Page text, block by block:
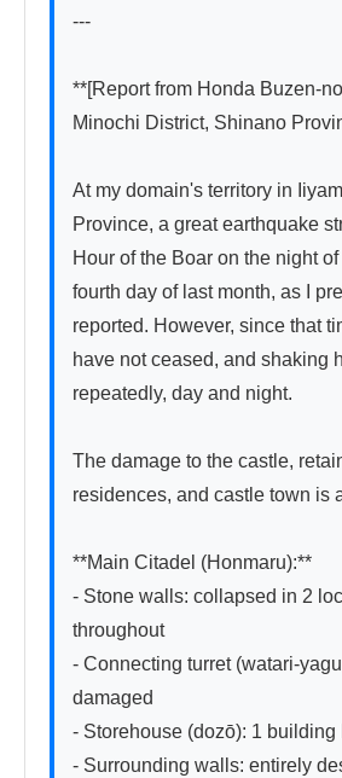
---
**[Report from Honda Buzen-
Minochi District, Shinano
At my domain's territory in
Province, a great earthquake
Hour of the Boar on the night
fourth day of last month, as I
reported. However, since that
have not ceased, and shaking
repeatedly, day and night.
The damage to the castle,
residences, and castle town is
**Main Citadel (Honmaru):**
- Stone walls: collapsed in 2
throughout
- Connecting turret (watari-
damaged
- Storehouse (dozō): 1 building
- Surrounding walls: entirely